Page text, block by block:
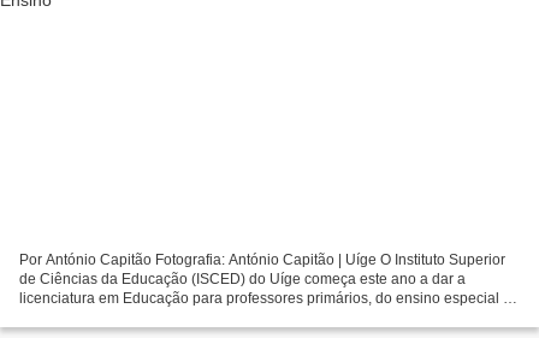
Por António Capitão Fotografia: António Capitão | Uíge O Instituto Superior
de Ciências da Educação (ISCED) do Uíge começa este ano a dar a
licenciatura em Educação para professores primários, do ensino especial e